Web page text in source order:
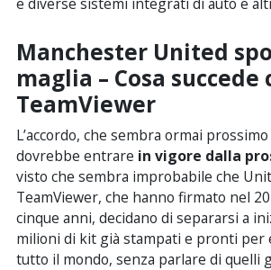
Manchester United
maglia – Cosa succede
TeamViewer
L’accordo, che sembra ormai
dovrebbe entrare in vigore dalla
visto che sembra improbabile che
TeamViewer, che hanno firmato nel
cinque anni, decidano di separarsi a
milioni di kit già stampati e pronti per
tutto il mondo, senza parlare di quelli